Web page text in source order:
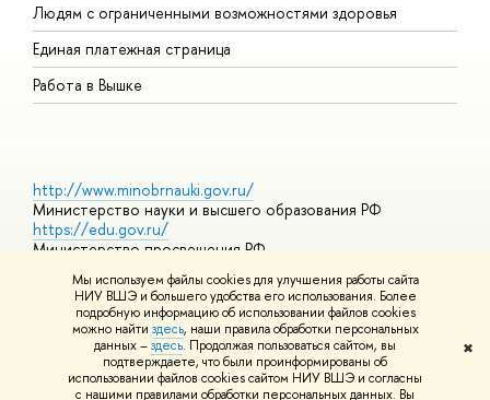
Мы используем файлы cookies для улучшения работы сайта
НИУ ВШЭ и большего удобства его использования. Более
подробную информацию об использовании файлов cookies
можно найти здесь, наши правила обработки персональных
данных –здесь. Продолжая пользоваться сайтом, вы
подтверждаете, что были проинформированы об
использовании файлов cookies сайтом НИУ ВШЭ и согласны
с нашими правилами обработки персональных данных. Вы
✖
Людям с ограниченными возможностями здоровья
Единая платежная страница
Работа в Вышке
http://www.minobrnauki.gov.ru/
Министерство науки и высшего образования РФ
https://edu.gov.ru/
Министерство просвещения РФ
Массовые открытые онлайн-курсы
© НИУ ВШЭ 1993–2026 Адреса и контактыУсловия
использования материалов Политика конфиденциальности